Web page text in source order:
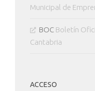
Municipal de
BOC Boletín
Cantabria
ACCESO